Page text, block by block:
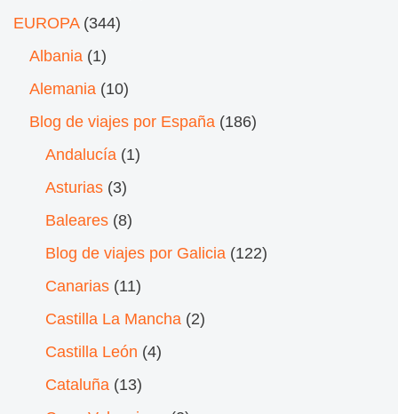
EUROPA(344)
Albania (1)
Alemania (10)
Blog de viajes por España (186)
Andalucía (1)
Asturias (3)
Baleares (8)
Blog de viajes por Galicia (122)
Canarias (11)
Castilla La Mancha (2)
Castilla León (4)
Cataluña (13)